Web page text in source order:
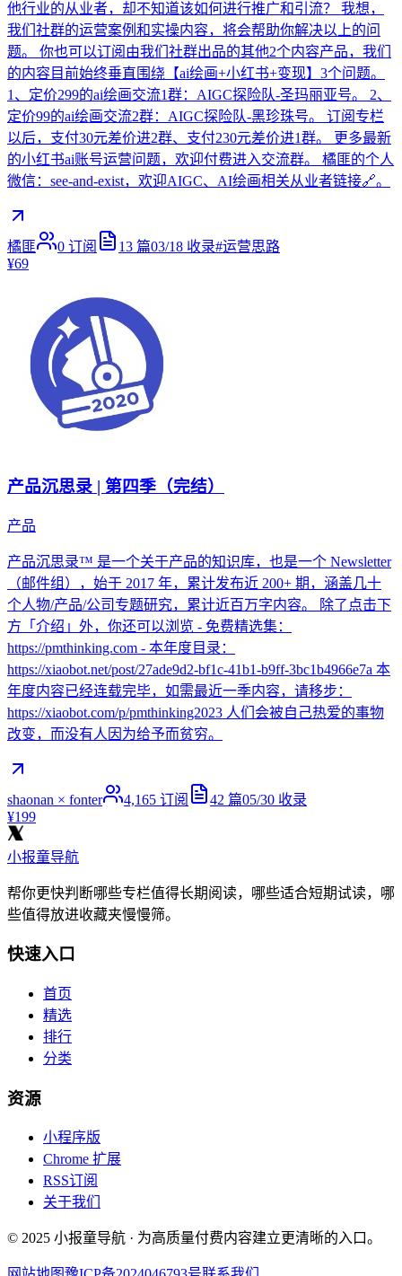
他行业的从业者，却不知道该如何进行推广和引流？ 我想，
我们社群的运营案例和实操内容，将会帮助你解决以上的问
题。 你也可以订阅由我们社群出品的其他2个内容产品，我们
的内容目前始终垂直围绕【ai绘画+小红书+变现】3个问题。
1、定价299的ai绘画交流1群：AIGC探险队-圣玛丽亚号。 2、
定价99的ai绘画交流2群：AIGC探险队-黑珍珠号。 订阅专栏
以后，支付30元差价进2群、支付230元差价进1群。 更多最新
的小红书ai账号运营问题，欢迎付费进入交流群。 橘匪的个人
微信：see-and-exist，欢迎AIGC、AI绘画相关从业者链接🔗。
橘匪 0 订阅 13 篇03/18 收录#运营思路
¥69
产品沉思录 | 第四季（完结）
产品
产品沉思录™ 是一个关于产品的知识库，也是一个 Newsletter
（邮件组），始于 2017 年，累计发布近 200+ 期，涵盖几十
个人物/产品/公司专题研究，累计近百万字内容。 除了点击下
方「介绍」外，你还可以浏览 - 免费精选集：
https://pmthinking.com - 本年度目录：
https://xiaobot.net/post/27ade9d2-bf1c-41b1-b9ff-3bc1b4966e7a 本
年度内容已经连载完毕，如需最近一季内容，请移步：
https://xiaobot.com/p/pmthinking2023 人们会被自己热爱的事物
改变，而没有人因为给予而贫穷。
shaonan × fonter 4,165 订阅 42 篇05/30 收录
¥199
小报童导航
帮你更快判断哪些专栏值得长期阅读，哪些适合短期试读，哪
些值得放进收藏夹慢慢筛。
快速入口
首页
精选
排行
分类
资源
小程序版
Chrome 扩展
RSS订阅
关于我们
© 2025 小报童导航 · 为高质量付费内容建立更清晰的入口。